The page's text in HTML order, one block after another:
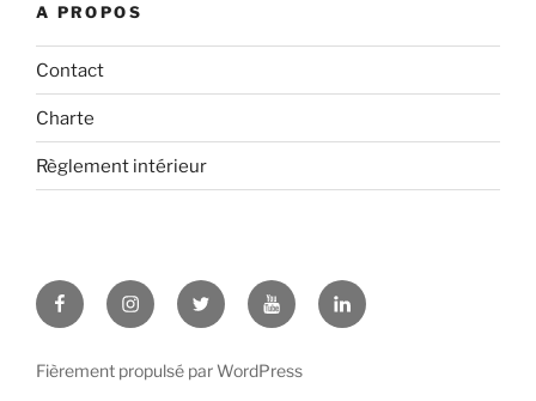
A PROPOS
Contact
Charte
Règlement intérieur
FacebookInstagramTwitter YouTubeLinkedIn
Fièrement propulsé par WordPress